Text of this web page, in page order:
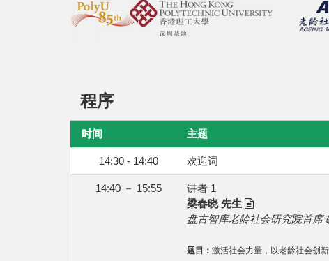
程序
时间 主题
14:30 - 14:40 欢迎词
14:40 － 15:55
讲者 1
梁春晓 先生
盘古智库老龄社会研究院首席
题目： 激活社会力量，以老龄社会创